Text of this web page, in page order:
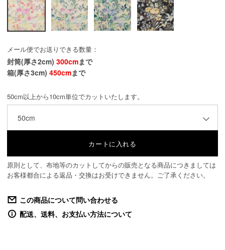
メール便でお送りできる数量：
封筒(厚さ2cm) 300cmまで
箱(厚さ3cm) 450cmまで
50cm以上から10cm単位でカットいたします。
50cm
原則として、布地等のカットしてからの販売となる商品につきましては
お客様都合による返品・交換はお受けできません。ご了承ください。
この商品について問い合わせる
配送、送料、お支払い方法について